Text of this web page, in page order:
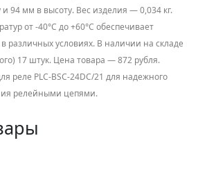
94 мм в высоту. Вес изделия — 0,034 кг.
от -40°C до +60°C обеспечивает
различных условиях. В наличии на складе
17 штук. Цена товара — 872 рубля.
реле PLC-BSC-24DC/21 для надежного
релейными цепями.